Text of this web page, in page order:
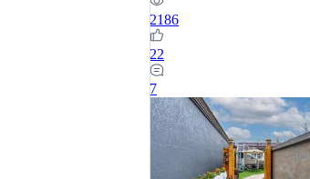
2186
22
7